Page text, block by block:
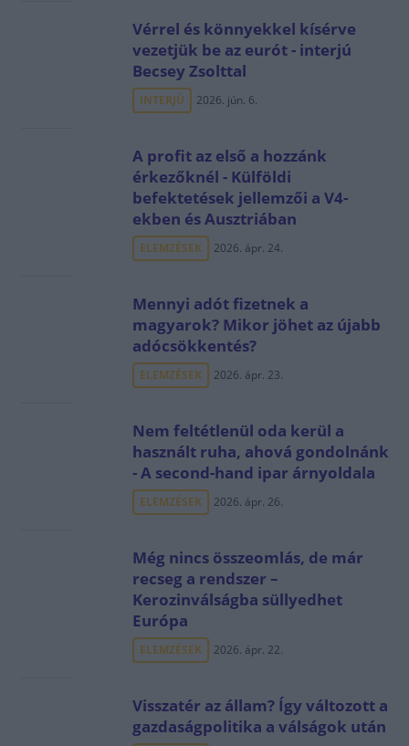
Vérrel és könnyekkel kísérve
vezetjük be az eurót - interjú
Becsey Zsolttal
INTERJÚ 2026. jún. 6.
A profit az első a hozzánk
érkezőknél - Külföldi
befektetések jellemzői a V4-
ekben és Ausztriában
ELEMZÉSEK 2026. ápr. 24.
Mennyi adót fizetnek a
magyarok? Mikor jöhet az újabb
adócsökkentés?
ELEMZÉSEK 2026. ápr. 23.
Nem feltétlenül oda kerül a
használt ruha, ahová gondolnánk
- A second-hand ipar árnyoldala
ELEMZÉSEK 2026. ápr. 26.
Még nincs összeomlás, de már
recseg a rendszer –
Kerozinválságba süllyedhet
Európa
ELEMZÉSEK 2026. ápr. 22.
Visszatér az állam? Így változott a
gazdaságpolitika a válságok után